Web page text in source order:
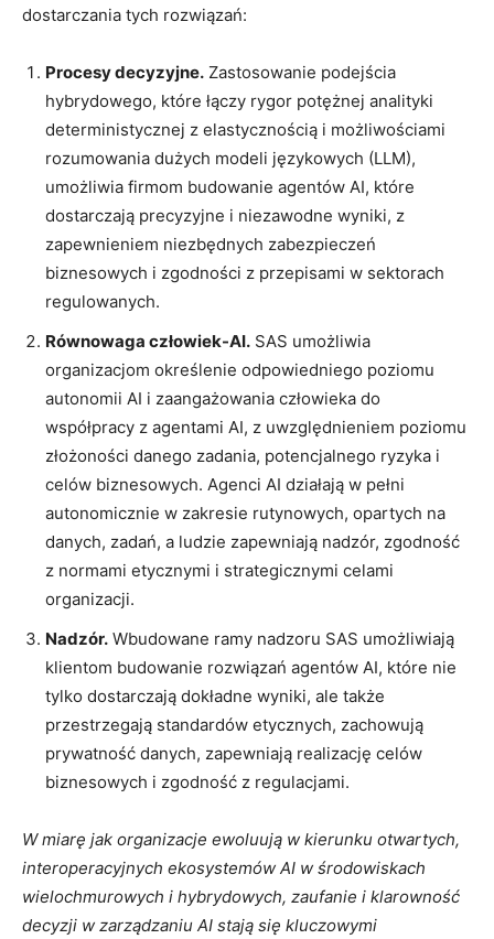
dostarczania tych rozwiązań:
Procesy decyzyjne. Zastosowanie podejścia
hybrydowego, które łączy rygor potężnej analityki
deterministycznej z elastycznością i możliwościami
rozumowania dużych modeli językowych (LLM),
umożliwia firmom budowanie agentów AI, które
dostarczają precyzyjne i niezawodne wyniki, z
zapewnieniem niezbędnych zabezpieczeń
biznesowych i zgodności z przepisami w sektorach
regulowanych.
Równowaga człowiek-AI. SAS umożliwia
organizacjom określenie odpowiedniego poziomu
autonomii AI i zaangażowania człowieka do
współpracy z agentami AI, z uwzględnieniem poziomu
złożoności danego zadania, potencjalnego ryzyka i
celów biznesowych. Agenci AI działają w pełni
autonomicznie w zakresie rutynowych, opartych na
danych, zadań, a ludzie zapewniają nadzór, zgodność
z normami etycznymi i strategicznymi celami
organizacji.
Nadzór. Wbudowane ramy nadzoru SAS umożliwiają
klientom budowanie rozwiązań agentów AI, które nie
tylko dostarczają dokładne wyniki, ale także
przestrzegają standardów etycznych, zachowują
prywatność danych, zapewniają realizację celów
biznesowych i zgodność z regulacjami.
W miarę jak organizacje ewoluują w kierunku otwartych,
interoperacyjnych ekosystemów AI w środowiskach
wielochmurowych i hybrydowych, zaufanie i klarowność
decyzji w zarządzaniu AI stają się kluczowymi